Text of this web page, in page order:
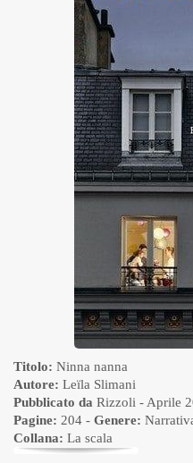
Titolo: Ninna nanna
Autore: Leïla Slimani
Pubblicato da Rizzoli - Aprile
Pagine: 204 - Genere:
Collana: La scala